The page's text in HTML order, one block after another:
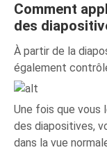
Comment
des
À partir de la
également
Une fois que vous
des diapositives,
dans la vue